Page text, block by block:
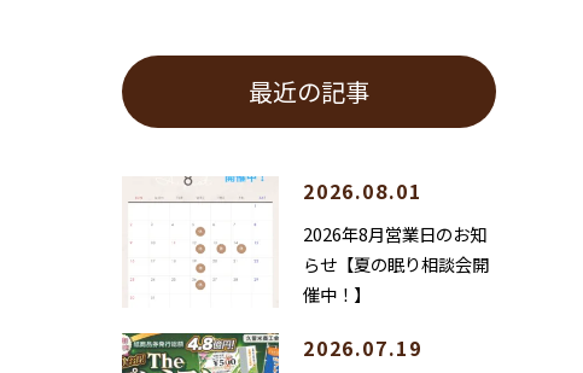
最近の記事
2026.08.01
2026年8月営業日のお知
らせ【夏の眠り相談会開
催中！】
2026.07.19